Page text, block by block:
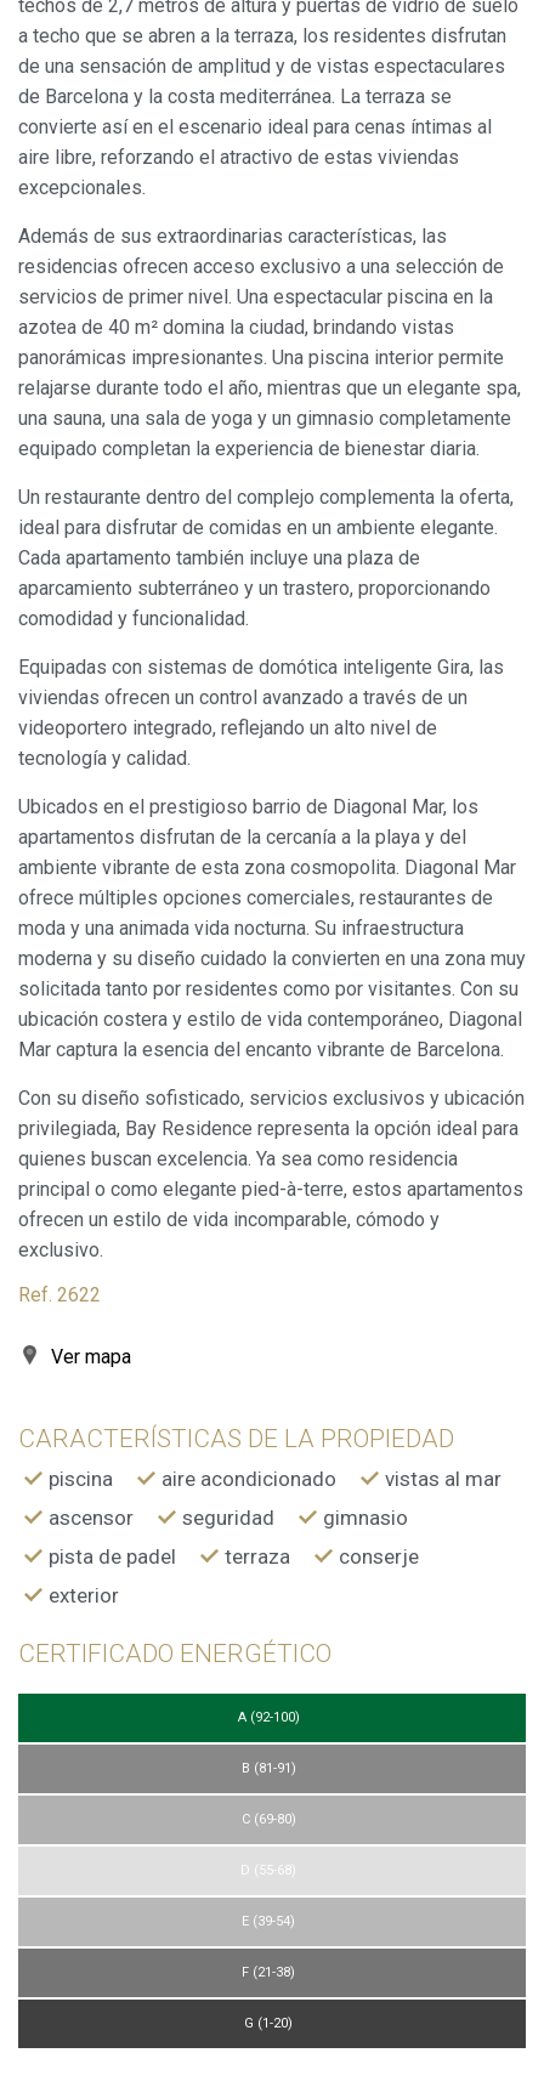
techos de 2,7 metros de altura y puertas de vidrio de suelo
a techo que se abren a la terraza, los residentes disfrutan
de una sensación de amplitud y de vistas espectaculares
de Barcelona y la costa mediterránea. La terraza se
convierte así en el escenario ideal para cenas íntimas al
aire libre, reforzando el atractivo de estas viviendas
excepcionales.
Además de sus extraordinarias características, las
residencias ofrecen acceso exclusivo a una selección de
servicios de primer nivel. Una espectacular piscina en la
azotea de 40 m² domina la ciudad, brindando vistas
panorámicas impresionantes. Una piscina interior permite
relajarse durante todo el año, mientras que un elegante spa,
una sauna, una sala de yoga y un gimnasio completamente
equipado completan la experiencia de bienestar diaria.
Un restaurante dentro del complejo complementa la oferta,
ideal para disfrutar de comidas en un ambiente elegante.
Cada apartamento también incluye una plaza de
aparcamiento subterráneo y un trastero, proporcionando
comodidad y funcionalidad.
Equipadas con sistemas de domótica inteligente Gira, las
viviendas ofrecen un control avanzado a través de un
videoportero integrado, reflejando un alto nivel de
tecnología y calidad.
Ubicados en el prestigioso barrio de Diagonal Mar, los
apartamentos disfrutan de la cercanía a la playa y del
ambiente vibrante de esta zona cosmopolita. Diagonal Mar
ofrece múltiples opciones comerciales, restaurantes de
moda y una animada vida nocturna. Su infraestructura
moderna y su diseño cuidado la convierten en una zona muy
solicitada tanto por residentes como por visitantes. Con su
ubicación costera y estilo de vida contemporáneo, Diagonal
Mar captura la esencia del encanto vibrante de Barcelona.
Con su diseño sofisticado, servicios exclusivos y ubicación
privilegiada, Bay Residence representa la opción ideal para
quienes buscan excelencia. Ya sea como residencia
principal o como elegante pied-à-terre, estos apartamentos
ofrecen un estilo de vida incomparable, cómodo y
exclusivo.
Ref. 2622
Ver mapa
CARACTERÍSTICAS DE LA PROPIEDAD
piscina aire acondicionado
vistas al mar
ascensor
seguridad
gimnasio
pista de padel
terraza
conserje
exterior
CERTIFICADO ENERGÉTICO
A (92-100)
B (81-91)
C (69-80)
D (55-68)
E (39-54)
F (21-38)
G (1-20)
Modificar cookies
Técnicas y funcionales
Siempre activas
Este sitio web utiliza Cookies propias para recopilar
información con la finalidad de mejorar nuestros servicios.
Si continua navegando, supone la aceptación de la
instalación de las mismas. El usuario tiene la posibilidad
de configurar su navegador pudiendo, si así lo desea,
deberá tener en cuenta que dicha acción podrá ocasionar
dificultades de navegación de la página web.
Analíticas y personalización
comportamiento de los usuarios de este sitio web. La
información recogida mediante este tipo de cookies se
utiliza en la medición de la actividad de la web para la
elaboración de perfiles de navegación de los usuarios con
el fin de introducir mejoras en función del análisis de los
datos de uso que hacen los usuarios del servicio. Permiten
guardar la información de preferencia del usuario para
mejorar la calidad de nuestros servicios y para ofrecer una
mejor experiencia a través de productos recomendados.
Marketing y publicidad
Estas cookies son utilizadas para almacenar información
sobre las preferencias y elecciones personales del usuario
a través de la observación continuada de sus hábitos de
navegación. Gracias a ellas, podemos conocer los hábitos
de navegación en el sitio web y mostrar publicidad
relacionada con el perfil de navegación del usuario.